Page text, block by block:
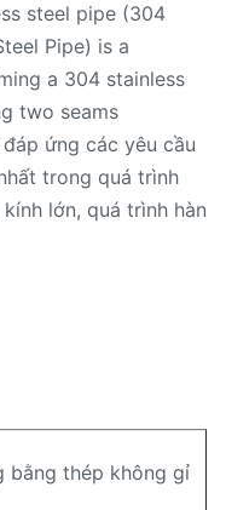
steel pipe (304
Pipe) is a
a 304 stainless
two seams
ứng các yêu cầu
trong quá trình
lớn, quá trình hàn
bằng thép không gỉ